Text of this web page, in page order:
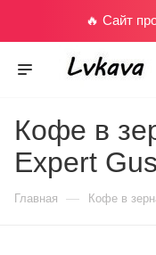
🔥 Сайт
Кофе в
Expert
Главная — Кофе в